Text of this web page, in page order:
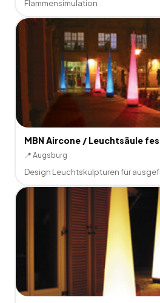
Flammensimulation
MBN Aircone / Leuchtsäule
📍 Augsburg
Design Leuchtskulpturen für